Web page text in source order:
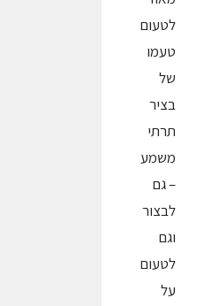
לטעום
טעמו
של
בציר
תרתי
משמע
– גם
לבצור
וגם
לטעום
על